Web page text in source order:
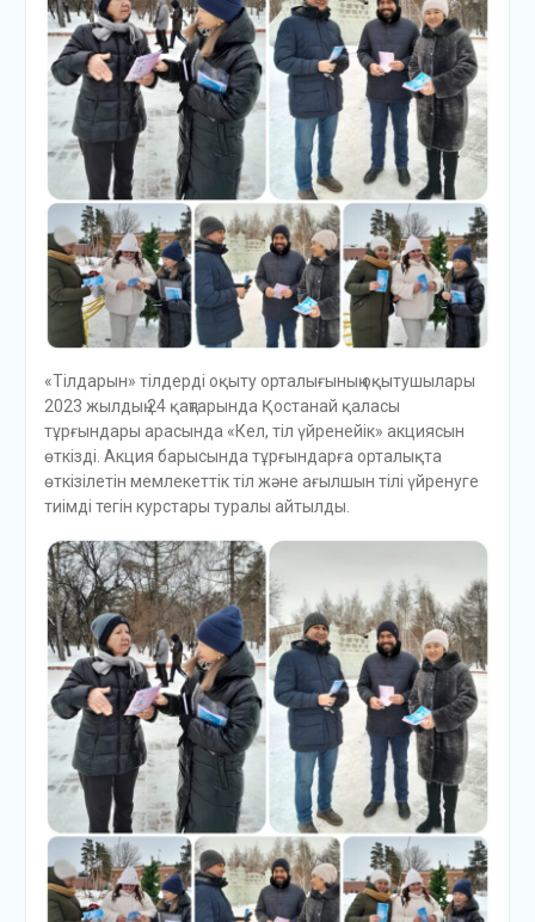
«Тілдарын» тілдерді оқыту орталығының оқытушылары
2023 жылдың 24 қаңтарында Қостанай қаласы
тұрғындары арасында «Кел, тіл үйренейік» акциясын
өткізді. Акция барысында тұрғындарға орталықта
өткізілетін мемлекеттік тіл және ағылшын тілі үйренуге
тиімді тегін курстары туралы айтылды.